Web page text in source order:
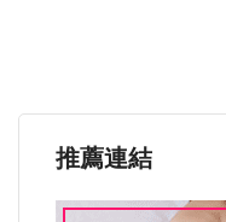
推薦連結